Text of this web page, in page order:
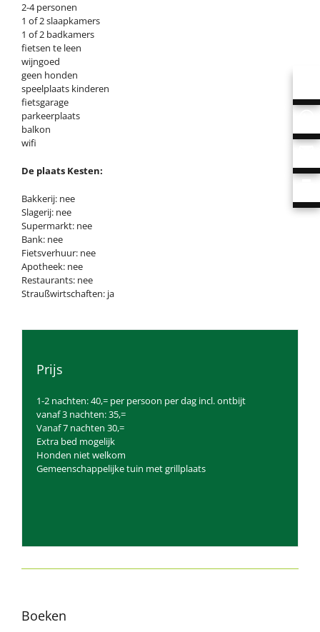
2-4 personen
1 of 2 slaapkamers
1 of 2 badkamers
fietsen te leen
wijngoed
geen honden
speelplaats kinderen
fietsgarage
parkeerplaats
balkon
wifi
De plaats Kesten:
Bakkerij: nee
Slagerij: nee
Supermarkt: nee
Bank: nee
Fietsverhuur: nee
Apotheek: nee
Restaurants: nee
Straußwirtschaften: ja
Prijs
1-2 nachten: 40,= per persoon per dag incl. ontbijt
vanaf 3 nachten: 35,=
Vanaf 7 nachten 30,=
Extra bed mogelijk
Honden niet welkom
Gemeenschappelijke tuin met grillplaats
Boeken